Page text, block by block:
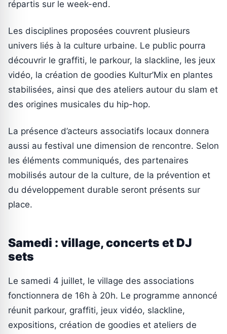
répartis sur le week-end.
Les disciplines proposées couvrent plusieurs
univers liés à la culture urbaine. Le public pourra
découvrir le graffiti, le parkour, la slackline, les jeux
vidéo, la création de goodies Kultur’Mix en plantes
stabilisées, ainsi que des ateliers autour du slam et
des origines musicales du hip-hop.
La présence d’acteurs associatifs locaux donnera
aussi au festival une dimension de rencontre. Selon
les éléments communiqués, des partenaires
mobilisés autour de la culture, de la prévention et
du développement durable seront présents sur
place.
Samedi : village, concerts et DJ
sets
Le samedi 4 juillet, le village des associations
fonctionnera de 16h à 20h. Le programme annoncé
réunit parkour, graffiti, jeux vidéo, slackline,
expositions, création de goodies et ateliers de